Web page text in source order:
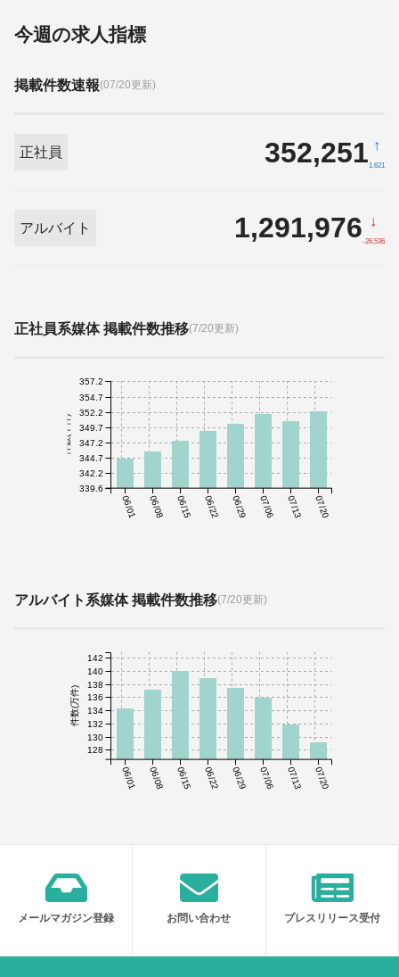
今週の求人指標
掲載件数速報(07/20更新)
正社員 352,251 ↑
1,621
アルバイト 1,291,976 ↓
-26,536
正社員系媒体 掲載件数推移(7/20更新)
06/01 06/08 06/15 06/22 06/29 07/06 07/13 07/20
件数(千件)
339.6
342.2
344.7
347.2
349.7
352.2
354.7
357.2
アルバイト系媒体 掲載件数推移(7/20更新)
06/01 06/08 06/15 06/22 06/29 07/06 07/13 07/20
件数(万件)
128
130
132
134
136
138
140
142
メールマガジン登録 お問い合わせ プレスリリース受付